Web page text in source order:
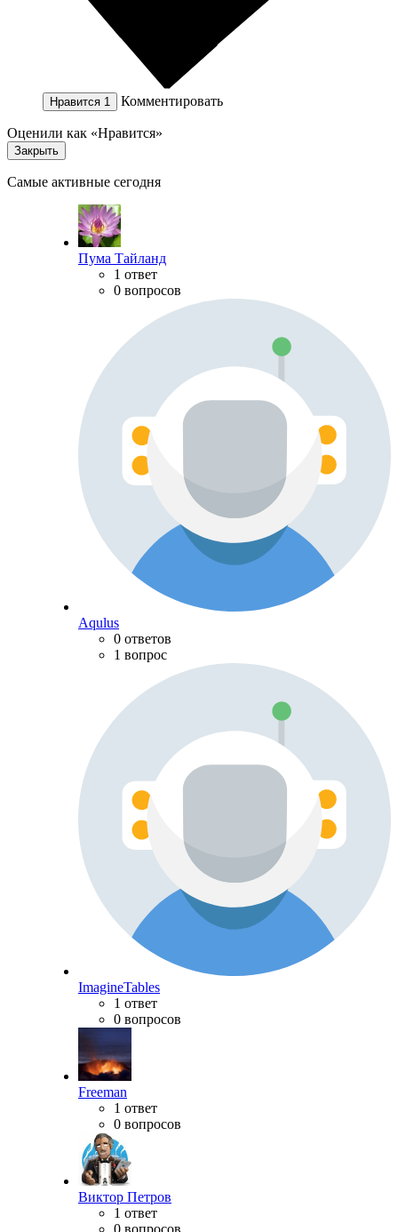
Нравится 1 Комментировать
Оценили как «Нравится»
Закрыть
Самые активные сегодня
Пума Тайланд
1 ответ
0 вопросов
Aqulus
0 ответов
1 вопрос
ImagineTables
1 ответ
0 вопросов
Freeman
1 ответ
0 вопросов
Виктор Петров
1 ответ
0 вопросов